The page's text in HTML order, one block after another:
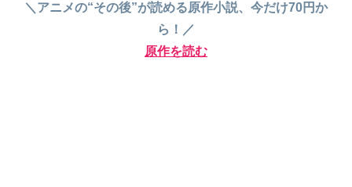
＼アニメの“その後”が読める原作小説、今だけ70円か
ら！／
原作を読む